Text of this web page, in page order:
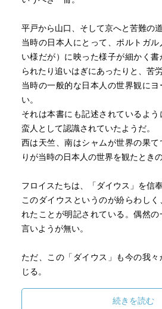
平戸から山口、そして京へと苦難の
当時の日本人にとって、ポルトガ
い様だが）に映った様子が細かく
られたり追いはぎにあったりと、苦労
当時の一般的な日本人の世界観に
い。
それは本書にも記述されているよ
蛮人として認識されていたようだ。
西は天竺、南はシャムが世界の果
りが当時の日本人の世界を観たとき
フロイスたちは、「ダイウス」を信
このダイウスというのが紛らわし
れたことが明記されている。偶然
言いようが無い。
ただ、この「ダイウス」も今の我
じる。
続きを読む